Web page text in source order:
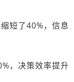
短了40%，信息
，决策效率提升